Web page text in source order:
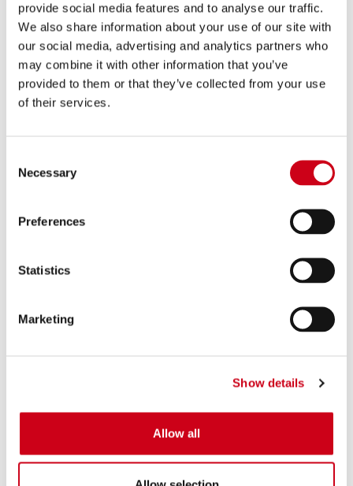
provide social media features and to analyse our traffic.
We also share information about your use of our site with
our social media, advertising and analytics partners who
may combine it with other information that you’ve
provided to them or that they’ve collected from your use
of their services.
Selection
Necessary
Preferences
Statistics
Marketing
Show details
Allow all